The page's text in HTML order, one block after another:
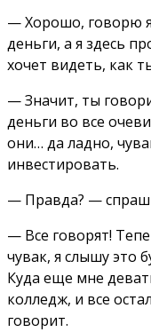
— Хорошо, говорю
деньги, а я здесь
хочет видеть, как
— Значит, ты
деньги во все
они… да ладно,
инвестировать.
— Правда? —
— Все говорят!
чувак, я слышу это
Куда еще мне
колледж, и все
говорит.